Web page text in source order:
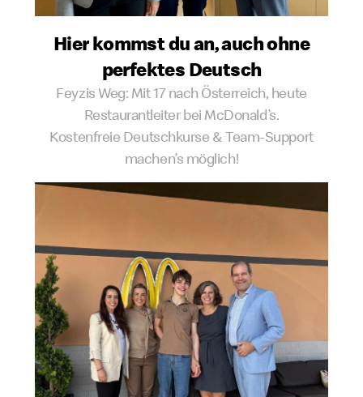
Hier kommst du an, auch ohne
perfektes Deutsch
Feyzis Weg: Mit 17 nach Österreich, heute
Restaurantleiter bei McDonald’s.
Kostenfreie Deutschkurse & Team-Support
machen’s möglich!